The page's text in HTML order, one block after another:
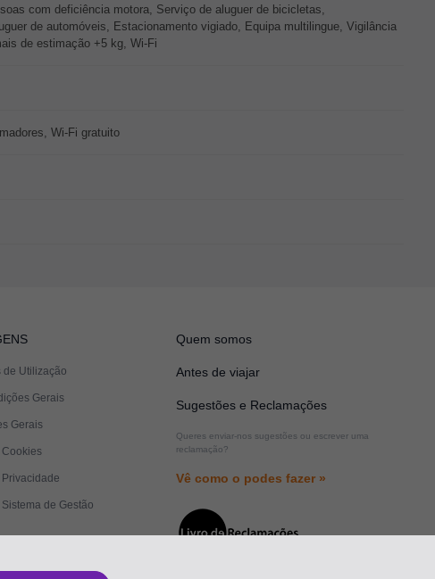
com deficiência motora, Serviço de aluguer de bicicletas,
de automóveis, Estacionamento vigiado, Equipa multilingue, Vigilância
de estimação +5 kg, Wi-Fi
Wi-Fi gratuito
de Utilização
Gerais
Gerais
de Gestão
Quem somos
Antes de viajar
Sugestões e Reclamações
Queres enviar-nos sugestões ou escrever uma
reclamação?
Vê como o podes fazer »